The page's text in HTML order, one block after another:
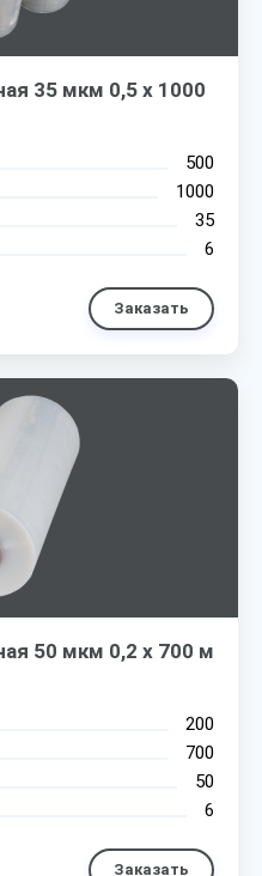
35 мкм 0,5 х 1000
500
1000
35
6
Заказать
50 мкм 0,2 х 700 м
200
700
50
6
Заказать